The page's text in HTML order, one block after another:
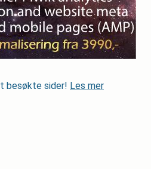
besøkte sider! Les mer